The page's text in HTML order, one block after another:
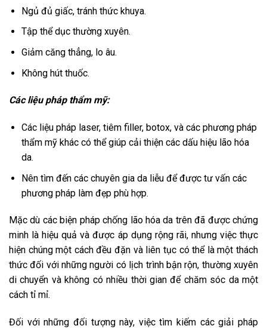
Ngủ đủ giấc, tránh thức khuya.
Tập thể dục thường xuyên.
Giảm căng thẳng, lo âu.
Không hút thuốc.
Các liệu pháp thẩm mỹ:
Các liệu pháp laser, tiêm filler, botox, và các phương pháp
thẩm mỹ khác có thể giúp cải thiện các dấu hiệu lão hóa
da.
Nên tìm đến các chuyên gia da liễu để được tư vấn các
phương pháp làm đẹp phù hợp.
Mặc dù các biện pháp chống lão hóa da trên đã được chứng
minh là hiệu quả và được áp dụng rộng rãi, nhưng việc thực
hiện chúng một cách đều đặn và liên tục có thể là một thách
thức đối với những người có lịch trình bận rộn, thường xuyên
di chuyển và không có nhiều thời gian để chăm sóc da một
cách tỉ mỉ.
Đối với những đối tượng này, việc tìm kiếm các giải pháp